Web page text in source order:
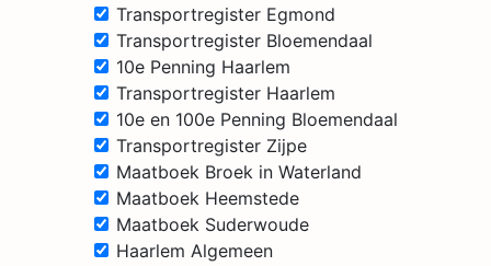
Transportregister Egmond
Transportregister Bloemendaal
10e Penning Haarlem
Transportregister Haarlem
10e en 100e Penning Bloemendaal
Transportregister Zijpe
Maatboek Broek in Waterland
Maatboek Heemstede
Maatboek Suderwoude
Haarlem Algemeen